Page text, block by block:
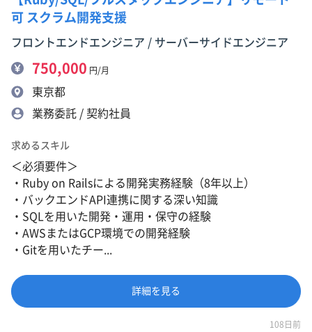
可 スクラム開発支援
フロントエンドエンジニア / サーバーサイドエンジニア
750,000 円/月
東京都
業務委託 / 契約社員
求めるスキル
＜必須要件＞
・Ruby on Railsによる開発実務経験（8年以上）
・バックエンドAPI連携に関する深い知識
・SQLを用いた開発・運用・保守の経験
・AWSまたはGCP環境での開発経験
・Gitを用いたチー...
詳細を見る
108日前